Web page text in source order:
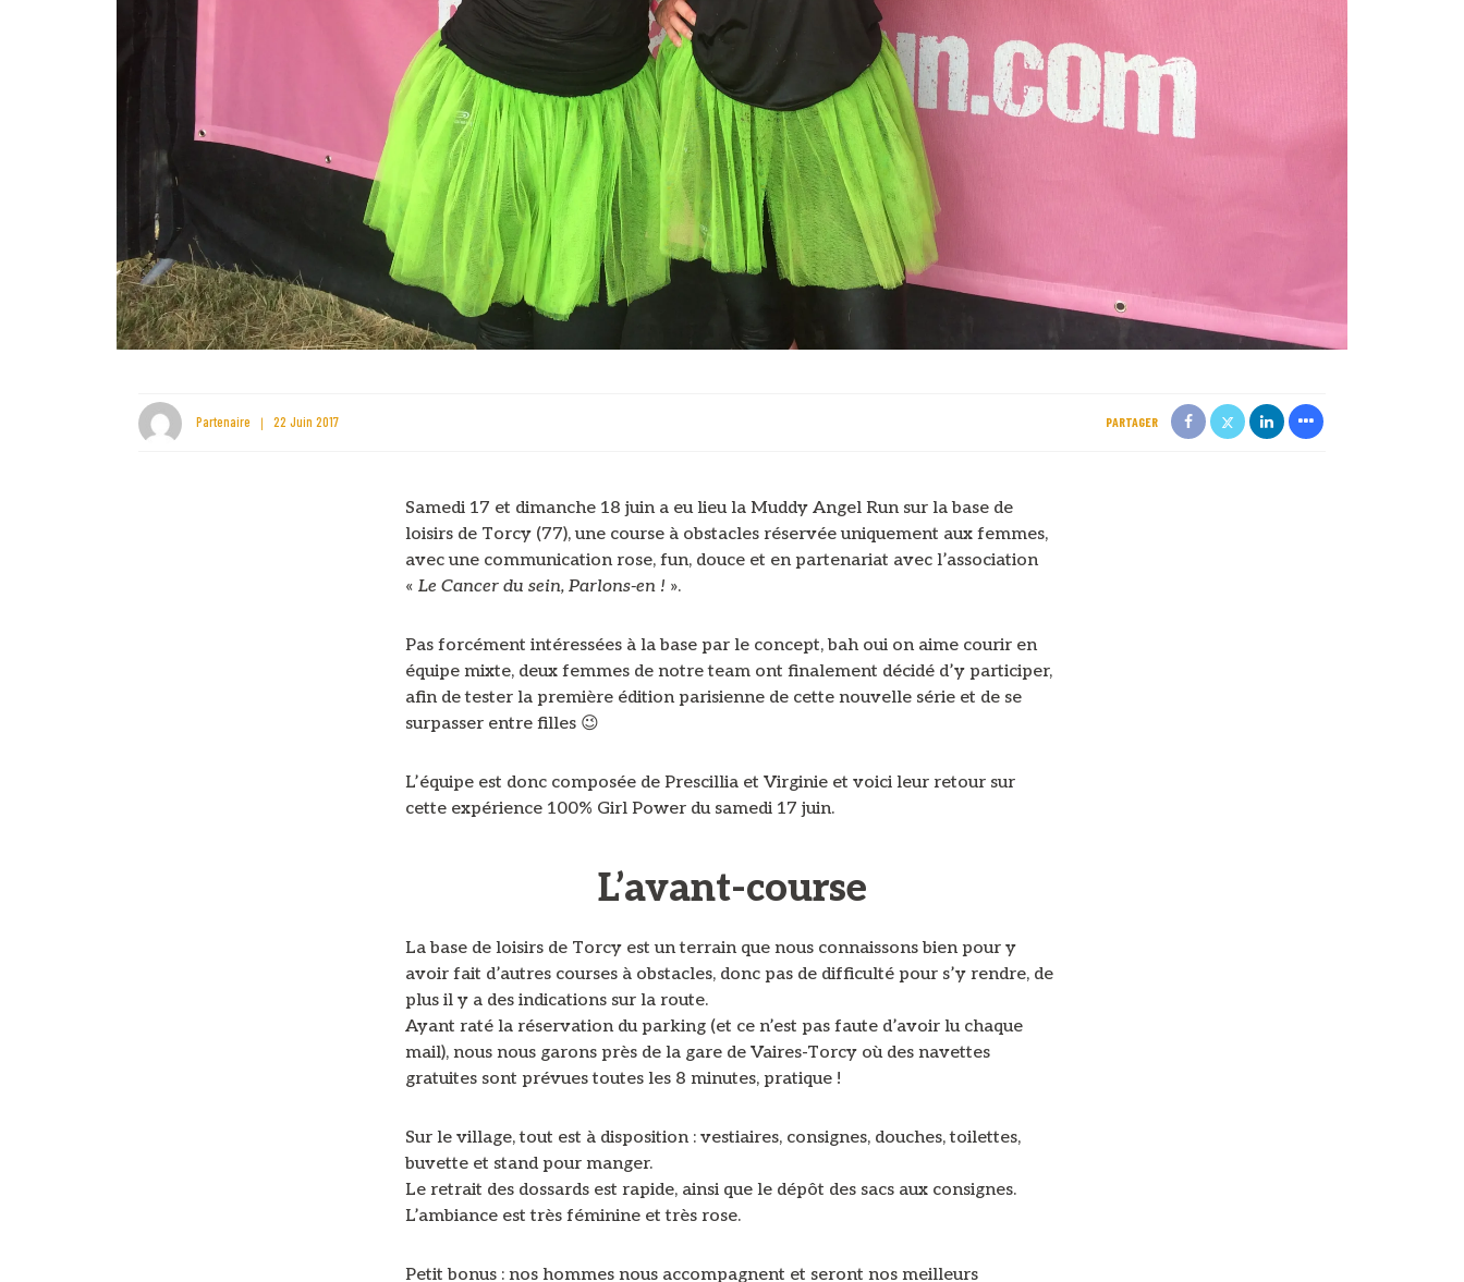
Partenaire 22 Juin 2017 PARTAGER
Samedi 17 et dimanche 18 juin a eu lieu la Muddy Angel Run sur la base de
loisirs de Torcy (77), une course à obstacles réservée uniquement aux femmes,
avec une communication rose, fun, douce et en partenariat avec l’association
« Le Cancer du sein, Parlons-en ! ».
Pas forcément intéressées à la base par le concept, bah oui on aime courir en
équipe mixte, deux femmes de notre team ont finalement décidé d’y participer,
afin de tester la première édition parisienne de cette nouvelle série et de se
surpasser entre filles 😉
L’équipe est donc composée de Prescillia et Virginie et voici leur retour sur
cette expérience 100% Girl Power du samedi 17 juin.
L’avant-course
La base de loisirs de Torcy est un terrain que nous connaissons bien pour y
avoir fait d’autres courses à obstacles, donc pas de difficulté pour s’y rendre, de
plus il y a des indications sur la route.
Ayant raté la réservation du parking (et ce n’est pas faute d’avoir lu chaque
mail), nous nous garons près de la gare de Vaires-Torcy où des navettes
gratuites sont prévues toutes les 8 minutes, pratique !
Sur le village, tout est à disposition : vestiaires, consignes, douches, toilettes,
buvette et stand pour manger.
Le retrait des dossards est rapide, ainsi que le dépôt des sacs aux consignes.
L’ambiance est très féminine et très rose.
Petit bonus : nos hommes nous accompagnent et seront nos meilleurs